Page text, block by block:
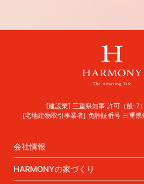
[建設業] 三重県知事 許可（般-7
[宅地建物取引事業者] 免許証番号 三重
会社情報
HARMONYの家づくり